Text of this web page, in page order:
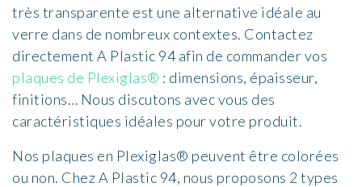
très transparente est une alternative idéale au
verre dans de nombreux contextes. Contactez
directement A Plastic 94afin de commander vos
plaques de Plexiglas® : dimensions, épaisseur,
finitions… Nous discutons avec vous des
caractéristiques idéales pour votre produit.
Nos plaques en Plexiglas® peuvent être colorées
ou non. ChezA Plastic 94, nous proposons 2 types